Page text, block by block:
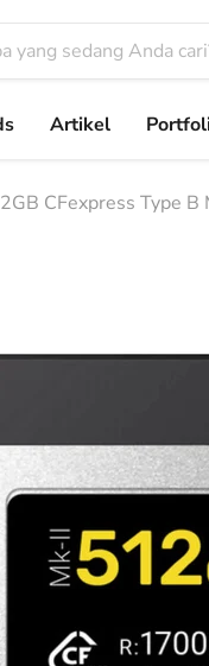
Artikel
CFexpress Type B